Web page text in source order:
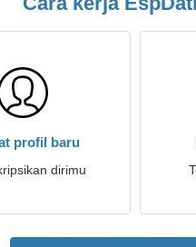
profil baru
dirimu